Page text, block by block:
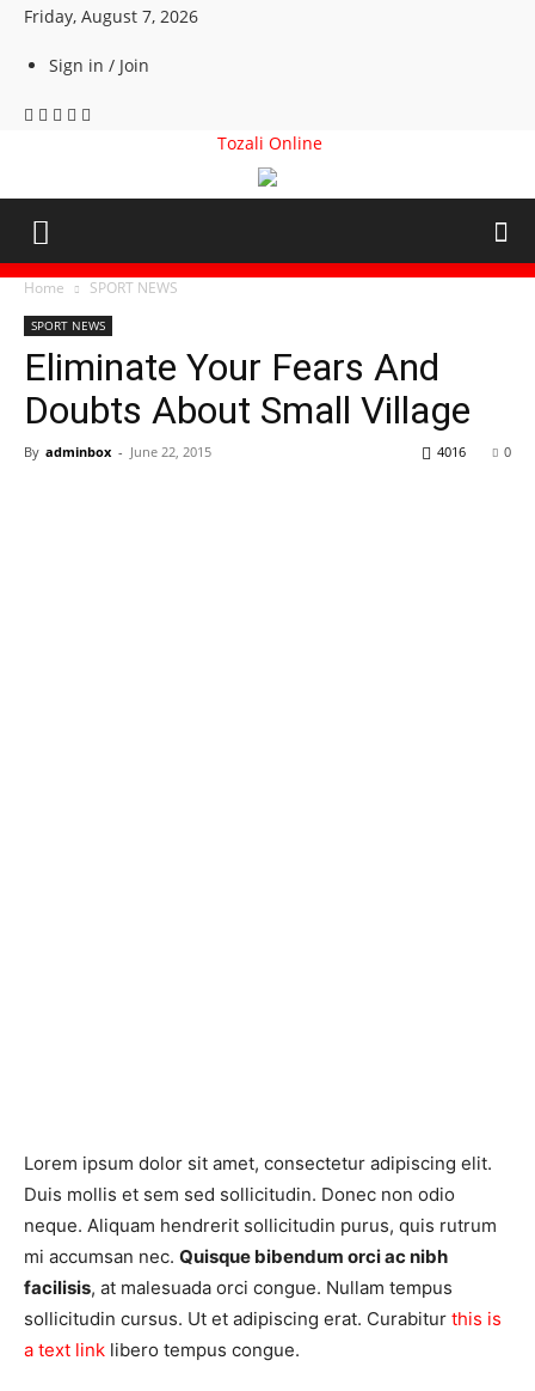
Friday, August 7, 2026
Sign in / Join
Tozali Online
Home SPORT NEWS
SPORT NEWS
Eliminate Your Fears And
Doubts About Small Village
By adminbox - June 22, 2015 0
4016
Lorem ipsum dolor sit amet, consectetur adipiscing elit.
Duis mollis et sem sed sollicitudin. Donec non odio
neque. Aliquam hendrerit sollicitudin purus, quis rutrum
mi accumsan nec. Quisque bibendum orci ac nibh
facilisis, at malesuada orci congue. Nullam tempus
sollicitudin cursus. Ut et adipiscing erat. Curabitur this is
a text link libero tempus congue.